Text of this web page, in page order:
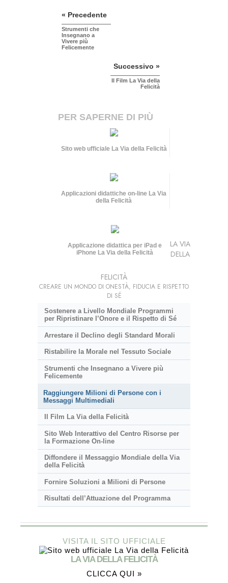
« Precedente
Strumenti che
Insegnano a
Vivere più
Felicemente
Successivo »
Il Film La Via della
Felicità
PER SAPERNE DI PIÙ
Sito web ufficiale La Via della Felicità
Applicazioni didattiche on-line La Via
della Felicità
Applicazione didattica per iPad e
iPhone La Via della Felicità
LA VIA
DELLA
FELICITÀ
CREARE UN MONDO DI ONESTÀ, FIDUCIA E RISPETTO
DI SÉ
Sostenere a Livello Mondiale Programmi
per Ripristinare l’Onore e il Rispetto di Sé
Arrestare il Declino degli Standard Morali
Ristabilire la Morale nel Tessuto Sociale
Strumenti che Insegnano a Vivere più
Felicemente
Raggiungere Milioni di Persone con i
Messaggi Multimediali
Il Film La Via della Felicità
Sito Web Interattivo del Centro Risorse per
la Formazione On-line
Diffondere il Messaggio Mondiale della Via
della Felicità
Fornire Soluzioni a Milioni di Persone
Risultati dell’Attuazione del Programma
VISITA IL SITO UFFICIALE
LA VIA DELLA FELICITÀ
CLICCA QUI »